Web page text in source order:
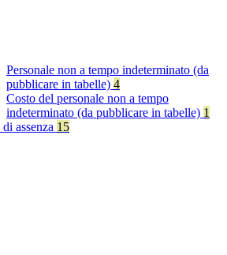
Personale non a tempo indeterminato (da
pubblicare in tabelle) 4
Costo del personale non a tempo
indeterminato (da pubblicare in tabelle) 1
di assenza 15